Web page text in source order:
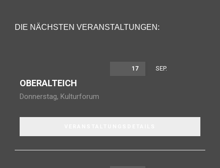
DIE NÄCHSTEN VERANSTALTUNGEN:
17 SEP.
OBERALTEICH
Donnerstag, Kulturforum